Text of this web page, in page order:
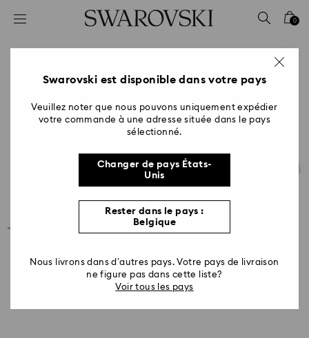
Accesskeys list
2 - Footer
0
Swarovski est disponible dans votre pays
Veuillez noter que nous pouvons uniquement expédier
votre commande à une adresse située dans le pays
sélectionné.
Changer de pays États-
Unis
Rester dans le pays :
Belgique
Nous livrons dans d’autres pays. Votre pays de livraison
ne figure pas dans cette liste?
Voir tous les pays